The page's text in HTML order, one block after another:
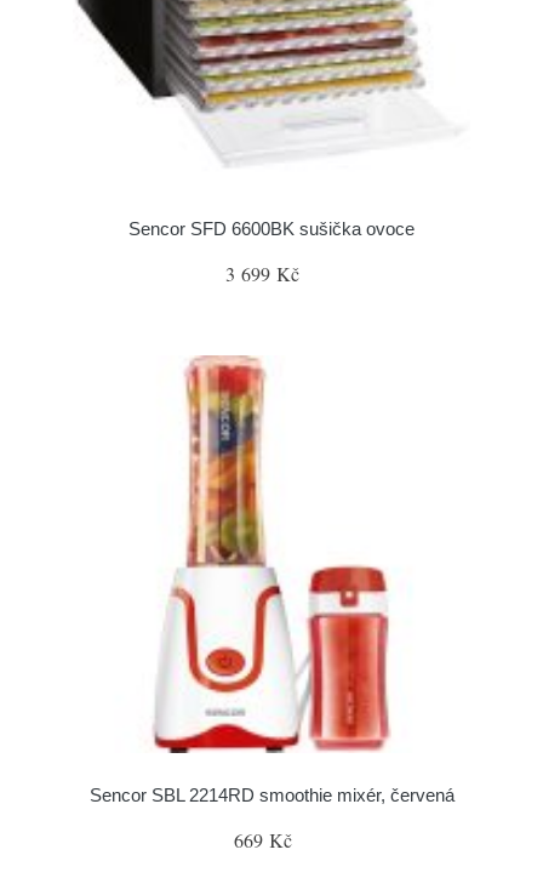
Sencor SFD 6600BK sušička ovoce
3 699 Kč
Sencor SBL 2214RD smoothie mixér, červená
669 Kč